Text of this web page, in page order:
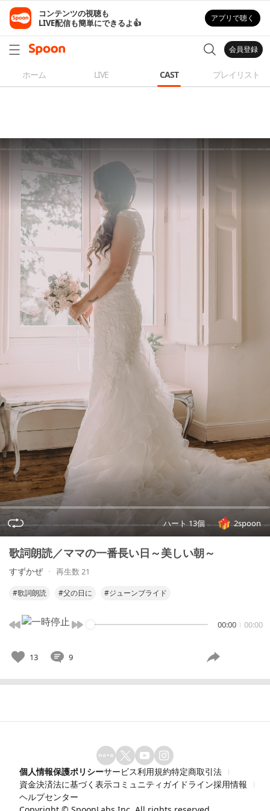
コンテンツの視聴も
LIVE配信も簡単にできるよ👍
アプリで聴く
会員登録
ホーム LIVE CAST プレイリスト
ハート 13個 2spoon
歌詞朗読／ママの一番長い日～美しい朝～
すずかぜ 再生数 21
#歌詞朗読 #父の日に #ジューンブライド
00:00 00:00
13 9
個人情報保護ポリシーサービス利用規約特定商取引法
資金決済法に基づく表示コミュニティガイドライン採用情報
ヘルプセンター